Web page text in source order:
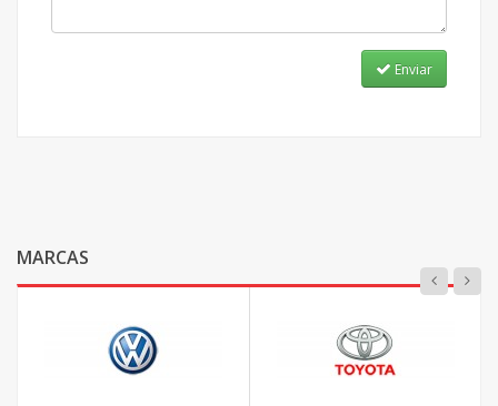
Enviar
MARCAS